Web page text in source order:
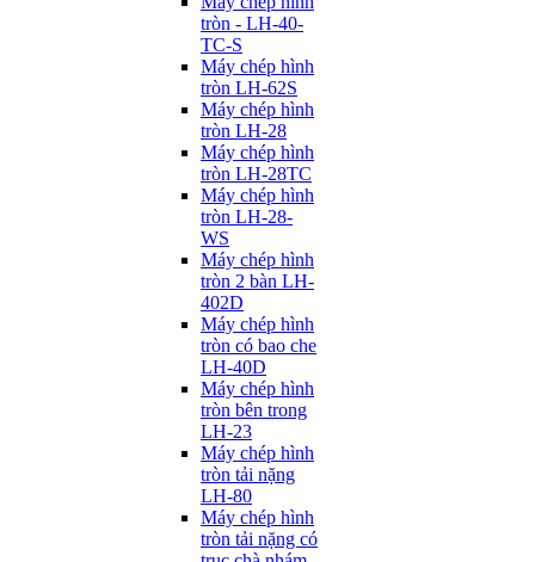
tròn - LH-40-
TC-S
Máy chép hình
tròn LH-62S
Máy chép hình
tròn LH-28
Máy chép hình
tròn LH-28TC
Máy chép hình
tròn LH-28-
WS
Máy chép hình
tròn 2 bàn LH-
402D
Máy chép hình
tròn có bao che
LH-40D
Máy chép hình
tròn bên trong
LH-23
Máy chép hình
tròn tải nặng
LH-80
Máy chép hình
tròn tải nặng có